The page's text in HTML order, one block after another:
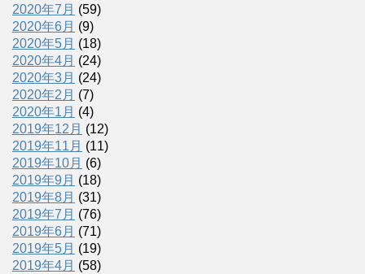
2020年7月 (59)
2020年6月 (9)
2020年5月 (18)
2020年4月 (24)
2020年3月 (24)
2020年2月 (7)
2020年1月 (4)
2019年12月 (12)
2019年11月 (11)
2019年10月 (6)
2019年9月 (18)
2019年8月 (31)
2019年7月 (76)
2019年6月 (71)
2019年5月 (19)
2019年4月 (58)